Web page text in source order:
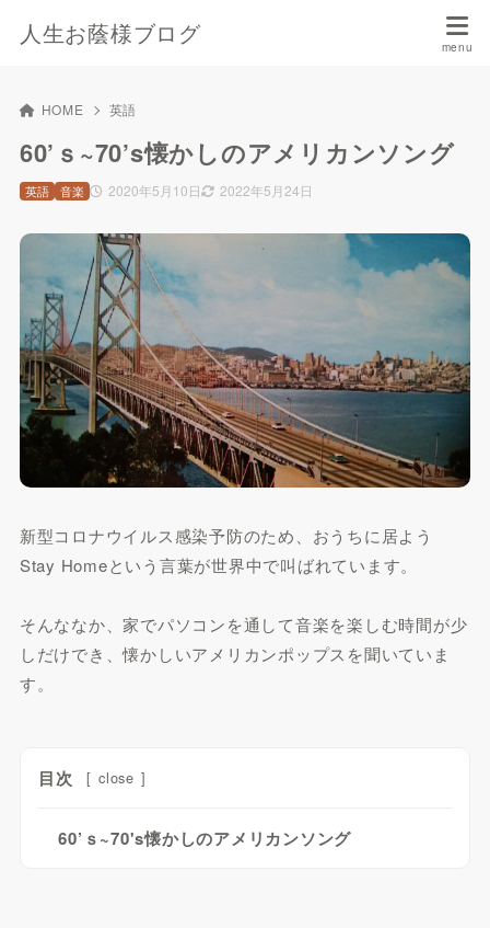
人生お蔭様ブログ
HOME 英語
60’ｓ~70’s懐かしのアメリカンソング
2020年5月10日 2022年5月24日
英語 音楽
新型コロナウイルス感染予防のため、おうちに居よう
Stay Homeという言葉が世界中で叫ばれています。
そんななか、家でパソコンを通して音楽を楽しむ時間が少
しだけでき、懐かしいアメリカンポップスを聞いていま
す。
目次 [ close ]
60’ｓ~70's懐かしのアメリカンソング